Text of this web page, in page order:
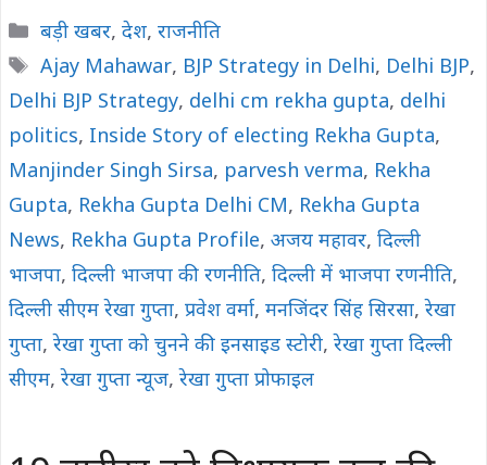
Categories
बड़ी खबर, देश, राजनीति
Tags
Ajay Mahawar, BJP Strategy in Delhi, Delhi BJP,
Delhi BJP Strategy, delhi cm rekha gupta, delhi
politics, Inside Story of electing Rekha Gupta,
Manjinder Singh Sirsa, parvesh verma, Rekha
Gupta, Rekha Gupta Delhi CM, Rekha Gupta
News, Rekha Gupta Profile, अजय महावर, दिल्ली
भाजपा, दिल्ली भाजपा की रणनीति, दिल्ली में भाजपा रणनीति,
दिल्ली सीएम रेखा गुप्ता, प्रवेश वर्मा, मनजिंदर सिंह सिरसा, रेखा
गुप्ता, रेखा गुप्ता को चुनने की इनसाइड स्टोरी, रेखा गुप्ता दिल्ली
सीएम, रेखा गुप्ता न्यूज, रेखा गुप्ता प्रोफाइल